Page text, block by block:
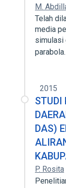
M.
Telah
media
simulasi
2015
STUDI
DAS)
P. Rosita